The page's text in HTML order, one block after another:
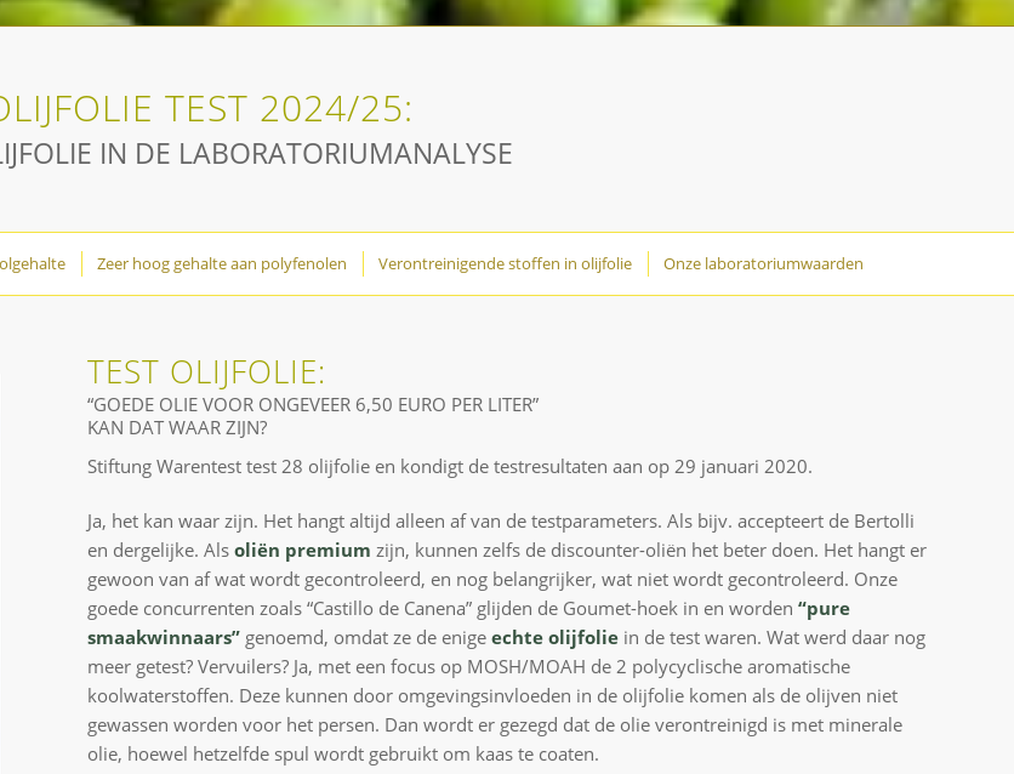
TEST 2024/25:
IN DE LABORATORIUMANALYSE
Zeer hoog gehalte aan polyfenolen Verontreinigende stoffen in olijfolie Onze laboratoriumwaarden
TEST OLIJFOLIE:
“GOEDE OLIE VOOR ONGEVEER 6,50 EURO PER LITER”
KAN DAT WAAR ZIJN?
Stiftung Warentest test 28 olijfolie en kondigt de testresultaten aan op 29 januari 2020.
Ja, het kan waar zijn. Het hangt altijd alleen af ​​van de testparameters. Als bijv. accepteert de Bertolli
en dergelijke. Alsoliën premium zijn, kunnen zelfs de discounter-oliën het beter doen. Het hangt er
gewoon van af wat wordt gecontroleerd, en nog belangrijker, wat niet wordt gecontroleerd. Onze
goede concurrenten zoals “Castillo de Canena” glijden de Goumet-hoek in en worden“pure
smaakwinnaars” genoemd, omdat ze de enigeechte olijfolie in de test waren. Wat werd daar nog
meer getest? Vervuilers? Ja, met een focus op MOSH/MOAH de 2 polycyclische aromatische
koolwaterstoffen. Deze kunnen door omgevingsinvloeden in de olijfolie komen als de olijven niet
gewassen worden voor het persen. Dan wordt er gezegd dat de olie verontreinigd is met minerale
olie, hoewel hetzelfde spul wordt gebruikt om kaas te coaten.